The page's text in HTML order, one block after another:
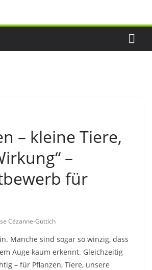
– kleine Tiere,
–
für
Cézanne-Güttich
Manche sind sogar so winzig, dass
Auge kaum erkennt. Gleichzeitig
– für Pflanzen, Tiere, unsere